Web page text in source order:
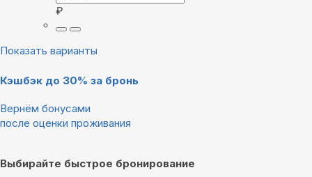
₽
Показать варианты
Кэшбэк до 30% за бронь
Вернём бонусами
после оценки проживания
Выбирайте быстрое бронирование